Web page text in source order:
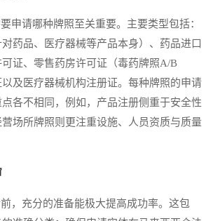
请哪种牌照至关重要。主要类型包括：
药品、医疗器械等产品本身）、药品进口
证、零售药房许可证（毒药牌照A/B
及医疗器械机构注册证。每种牌照的申请
各不相同，例如，产品注册侧重于安全性
场所牌照则更注重设施、人员资质与质量
充分的准备能极大提高成功率。这包